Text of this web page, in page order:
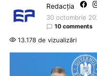
Redacția
30 octombrie
10 comments
13.178 de vizualizări